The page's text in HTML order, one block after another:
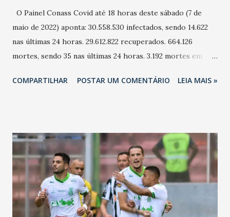
O Painel Conass Covid até 18 horas deste sábado (7 de
maio de 2022) aponta: 30.558.530 infectados, sendo 14.622
nas últimas 24 horas. 29.612.822 recuperados. 664.126
mortes, sendo 35 nas últimas 24 horas. 3.192 mortes em
Letalidade. 316% de Taxa de Mortalidade. 14.541,1% de Taxa
COMPARTILHAR POSTAR UM COMENTÁRIO LEIA MAIS »